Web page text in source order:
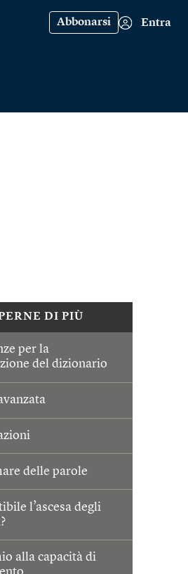
Abbonarsi Entra
DI PIÙ
per la
del dizionario
delle parole
l’ascesa degli
alla capacità di